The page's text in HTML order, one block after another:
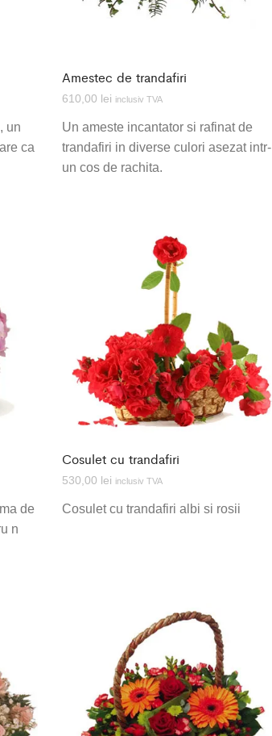
un
ca
Amestec de trandafiri
610,00 lei inclusiv TVA
Un ameste incantator si rafinat de
trandafiri in diverse culori asezat intr-
un cos de rachita.
de
n
Cosulet cu trandafiri
530,00 lei inclusiv TVA
Cosulet cu trandafiri albi si rosii